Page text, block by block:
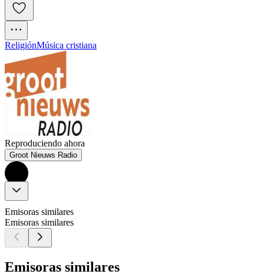
ReligiónMúsica cristiana
Reproduciendo ahora
Groot Nieuws Radio
Emisoras similares
Emisoras similares
Emisoras similares